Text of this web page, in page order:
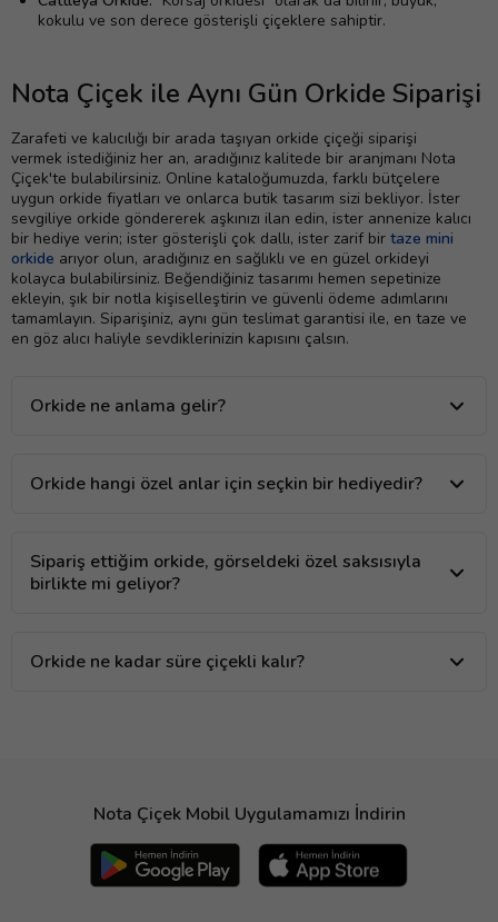
kokulu ve son derece gösterişli çiçeklere sahiptir.
Nota Çiçek ile Aynı Gün Orkide Siparişi
Zarafeti ve kalıcılığı bir arada taşıyan orkide çiçeği siparişi
vermek istediğiniz her an, aradığınız kalitede bir aranjmanı Nota
Çiçek'te bulabilirsiniz. Online kataloğumuzda, farklı bütçelere
uygun orkide fiyatları ve onlarca butik tasarım sizi bekliyor. İster
sevgiliye orkide göndererek aşkınızı ilan edin, ister annenize kalıcı
bir hediye verin; ister gösterişli çok dallı, ister zarif bir taze mini
orkide arıyor olun, aradığınız en sağlıklı ve en güzel orkideyi
kolayca bulabilirsiniz. Beğendiğiniz tasarımı hemen sepetinize
ekleyin, şık bir notla kişiselleştirin ve güvenli ödeme adımlarını
tamamlayın. Siparişiniz, aynı gün teslimat garantisi ile, en taze ve
en göz alıcı haliyle sevdiklerinizin kapısını çalsın.
Orkide ne anlama gelir?
Orkide hangi özel anlar için seçkin bir hediyedir?
Sipariş ettiğim orkide, görseldeki özel saksısıyla
birlikte mi geliyor?
Orkide ne kadar süre çiçekli kalır?
Nota Çiçek Mobil Uygulamamızı İndirin